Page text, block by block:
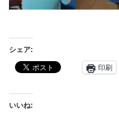
シェア:
印刷
いいね: